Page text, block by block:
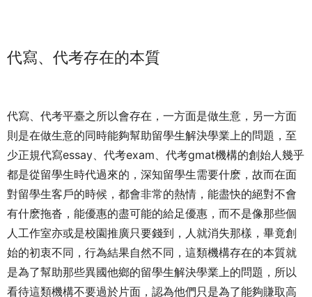
代寫、代考存在的本質
代寫、代考平臺之所以會存在，一方面是做生意，另一方面
則是在做生意的同時能夠幫助留學生解決學業上的問題，至
少正規代寫essay、代考exam、代考gmat機構的創始人幾乎
都是從留學生時代過來的，深知留學生需要什麽，故而在面
對留學生客戶的時候，都會非常的熱情，能盡快的絕對不會
有什麽拖沓，能優惠的盡可能的給足優惠，而不是像那些個
人工作室亦或是校園推廣只要錢到，人就消失那樣，畢竟創
始的初衷不同，行為結果自然不同，這類機構存在的本質就
是為了幫助那些異國他鄉的留學生解決學業上的問題，所以
看待這類機構不要過於片面，認為他們只是為了能夠賺取高